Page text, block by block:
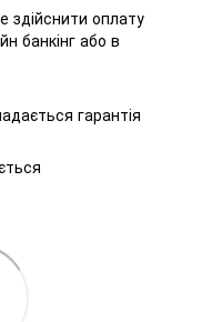
здійснити оплату
банкінг або в
гарантія